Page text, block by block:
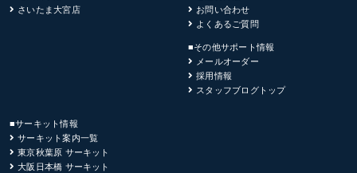
さいたま大宮店
お問い合わせ
よくあるご質問
■その他サポート情報
メールオーダー
採用情報
スタッフブログトップ
■サーキット情報
サーキット案内一覧
東京秋葉原 サーキット
大阪日本橋 サーキット